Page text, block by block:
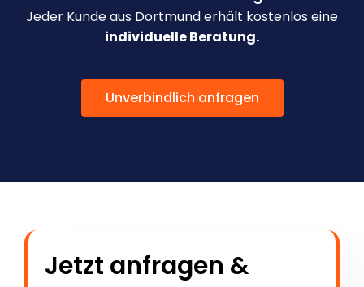
Jeder Kunde aus Dortmund erhält kostenlos eine
individuelle Beratung.
Unverbindlich anfragen
Jetzt anfragen &